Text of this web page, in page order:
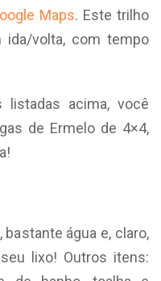
Maps. Este trilho
ida/volta, com tempo
listadas acima, você
de Ermelo de 4×4,
água e, claro,
lixo! Outros itens: